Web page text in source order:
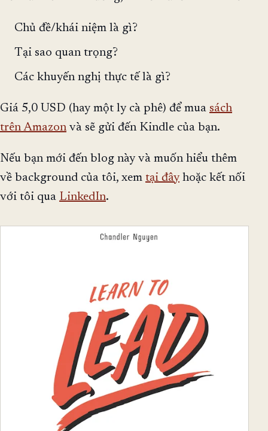
Chủ đề/khái niệm là gì?
Tại sao quan trọng?
Các khuyến nghị thực tế là gì?
Giá 5,0 USD (hay một ly cà phê) để mua sách
trên Amazonvà sẽ gửi đến Kindle của bạn.
Nếu bạn mới đến blog này và muốn hiểu thêm
về background của tôi, xem tại đây hoặc kết nối
với tôi qua LinkedIn.